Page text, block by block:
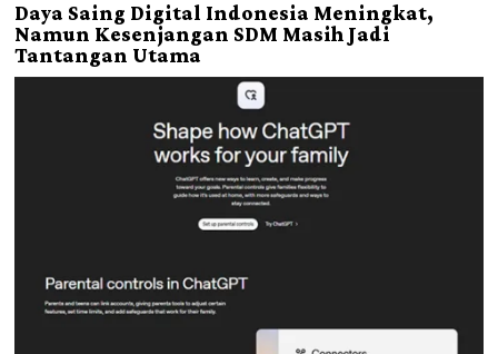
Daya Saing Digital Indonesia Meningkat,
Namun Kesenjangan SDM Masih Jadi
Tantangan Utama